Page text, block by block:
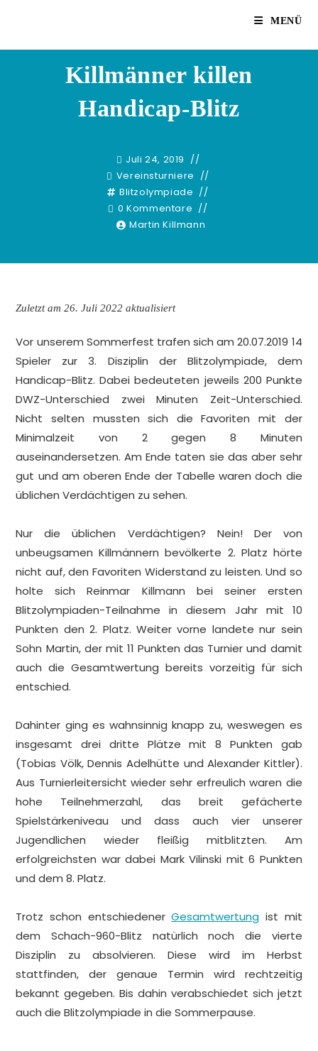
MENÜ
Killmänner killen
Handicap-Blitz
Juli 24, 2019
Vereinsturniere
Blitzolympiade
0 Kommentare
Martin Killmann
Zuletzt am 26. Juli 2022 aktualisiert
Vor unserem Sommerfest trafen sich am 20.07.2019 14
Spieler zur 3. Disziplin der Blitzolympiade, dem
Handicap-Blitz. Dabei bedeuteten jeweils 200 Punkte
DWZ-Unterschied zwei Minuten Zeit-Unterschied.
Nicht selten mussten sich die Favoriten mit der
Minimalzeit von 2 gegen 8 Minuten
auseinandersetzen. Am Ende taten sie das aber sehr
gut und am oberen Ende der Tabelle waren doch die
üblichen Verdächtigen zu sehen.
Nur die üblichen Verdächtigen? Nein! Der von
unbeugsamen Killmännern bevölkerte 2. Platz hörte
nicht auf, den Favoriten Widerstand zu leisten. Und so
holte sich Reinmar Killmann bei seiner ersten
Blitzolympiaden-Teilnahme in diesem Jahr mit 10
Punkten den 2. Platz. Weiter vorne landete nur sein
Sohn Martin, der mit 11 Punkten das Turnier und damit
auch die Gesamtwertung bereits vorzeitig für sich
entschied.
Dahinter ging es wahnsinnig knapp zu, weswegen es
insgesamt drei dritte Plätze mit 8 Punkten gab
(Tobias Völk, Dennis Adelhütte und Alexander Kittler).
Aus Turnierleitersicht wieder sehr erfreulich waren die
hohe Teilnehmerzahl, das breit gefächerte
Spielstärkeniveau und dass auch vier unserer
Jugendlichen wieder fleißig mitblitzten. Am
erfolgreichsten war dabei Mark Vilinski mit 6 Punkten
und dem 8. Platz.
Trotz schon entschiedenerGesamtwertung ist mit
dem Schach-960-Blitz natürlich noch die vierte
Disziplin zu absolvieren. Diese wird im Herbst
stattfinden, der genaue Termin wird rechtzeitig
bekannt gegeben. Bis dahin verabschiedet sich jetzt
auch die Blitzolympiade in die Sommerpause.